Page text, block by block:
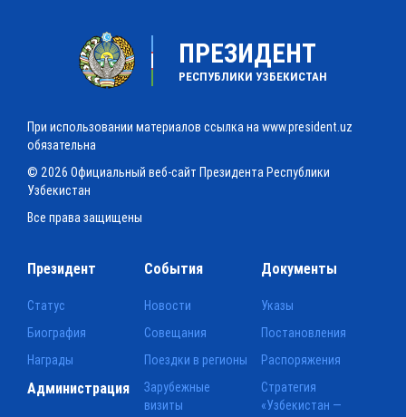
ПРЕЗИДЕНТ
РЕСПУБЛИКИ УЗБЕКИСТАН
При использовании материалов ссылка на www.president.uz
обязательна
© 2026 Официальный веб-сайт Президента Республики
Узбекистан
Все права защищены
Президент
Статус
Биография
Награды
События
Новости
Совещания
Поездки в регионы
Зарубежные
визиты
Документы
Указы
Постановления
Распоряжения
Стратегия
«Узбекистан —
Администрация